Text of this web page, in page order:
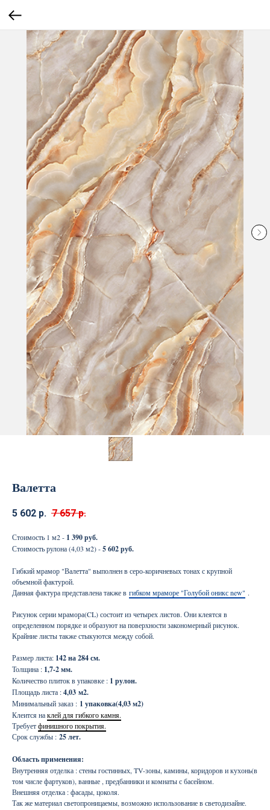
Валетта
5 602 р. 7 657 р.
Стоимость 1 м2 - 1 390 руб.
Стоимость рулона (4,03 м2) -5 602 руб.
Гибкий мрамор "Валетта" выполнен в серо-коричневых тонах с крупной
объемной фактурой.
Данная фактура представлена также в гибком мраморе "Голубой оникс new" .
Рисунок серии мрамора(CL) состоит из четырех листов. Они клеятся в
определенном порядке и образуют на поверхности закономерный рисунок.
Крайние листы также стыкуются между собой.
Размер листа: 142 на 284 см.
Толщина : 1,7-2 мм.
Количество плиток в упаковке : 1 рулон.
Площадь листа :4,03 м2.
Минимальный заказ : 1 упаковка(4,03 м2)
Клеится наклей для гибкого камня.
Требуетфинишного покрытия.
Срок службы : 25 лет.
Область применения:
Внутренняя отделка : стены гостинных, TV-зоны, камины, коридоров и кухонь(в
том числе фартуков), ванные , предбанники и комнаты с басейном.
Внешняя отделка : фасады, цоколя.
Так же материал светопроницаемы, возможно использование в светодизайне.